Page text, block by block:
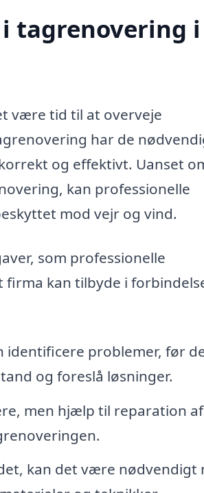
tagrenovering i
være tid til at overveje
har de
og effektivt. Uanset
kan professionelle
mod vejr og vind.
som professionelle
kan tilbyde i
identificere problemer, før
og foreslå løsninger.
men hjælp til reparation af
kan det være nødvendigt